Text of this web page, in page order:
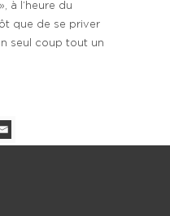
à l’heure du
que de se priver
seul coup tout un